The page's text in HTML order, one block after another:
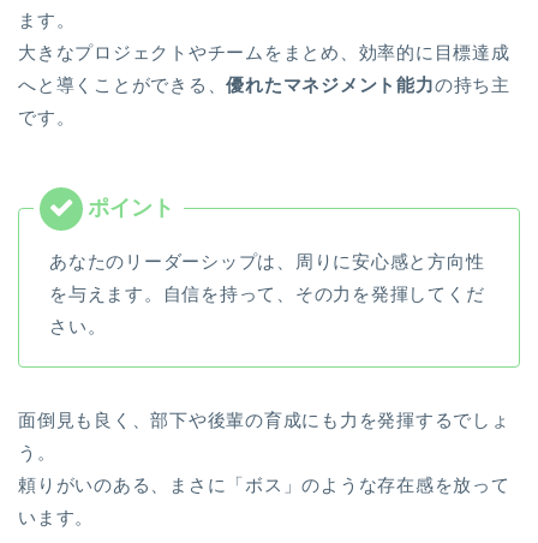
ます。
大きなプロジェクトやチームをまとめ、効率的に目標達成
へと導くことができる、優れたマネジメント能力の持ち主
です。
あなたのリーダーシップは、周りに安心感と方向性
を与えます。自信を持って、その力を発揮してくだ
さい。
面倒見も良く、部下や後輩の育成にも力を発揮するでしょ
う。
頼りがいのある、まさに「ボス」のような存在感を放って
います。